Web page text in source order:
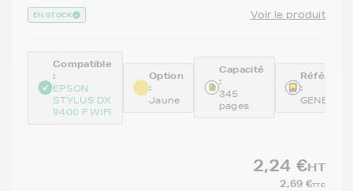
EN STOCK Voir le produit
Compatible
:
EPSON
STYLUS DX
9400 F WIFI
Option
:
Jaune
Capacité
:
345
pages
:
GENE714
2,24 €HT
2,69 €TTC